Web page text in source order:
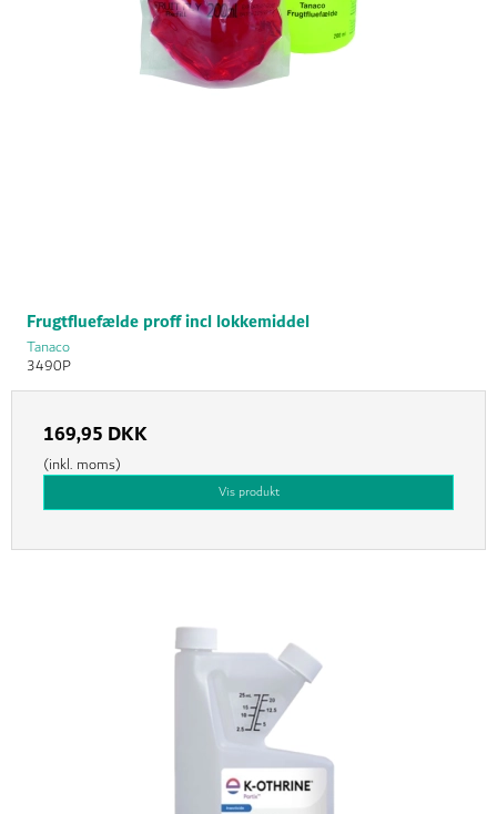
Frugtfluefælde proff incl lokkemiddel
Tanaco
3490P
169,95 DKK
(inkl. moms)
Vis produkt